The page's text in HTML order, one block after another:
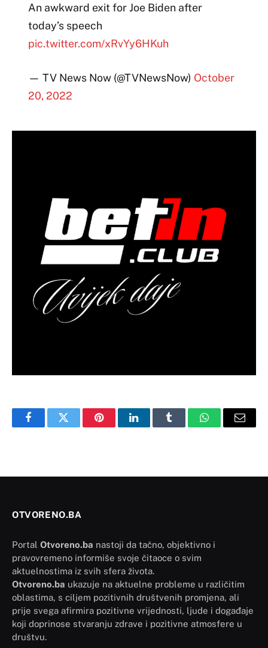
An awkward exit for Joe Biden after
today’s speech
pic.twitter.com/xRvYy6HKuh
— TV News Now (@TVNewsNow) October
20, 2022
FacebookTwitter PinterestLinkedInTumblr WhatsAppEmail
OTVORENO.BA
Portal Otvoreno.ba nastoji da tačno, objektivno i
pravovremeno informiše svoje čitaoce o svim
aktuelnostima iz svih sfera života.
Otvoreno.ba ukazuje na aktuelne probleme u različitim
oblastima, s ciljem pozitivnih društvenih promjena, ali
prije svega afirmira pozitivne vrijednosti, ljude i događaje
koji doprinose stvaranju zdrave i pozitivne atmosfere u
društvu.